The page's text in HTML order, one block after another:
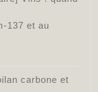
du
bouteilles.
137 et au
carbone et